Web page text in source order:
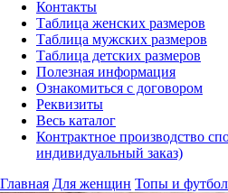
Контакты
Таблица женских размеров
Таблица мужских размеров
Таблица детских размеров
Полезная информация
Ознакомиться с договором
Реквизиты
Весь каталог
Контрактное производство
индивидуальный заказ)
Главная Для женщин Топы и